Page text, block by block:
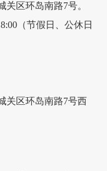
关区环岛南路7号。
8:00 （节假日、公休日
关区环岛南路7号西